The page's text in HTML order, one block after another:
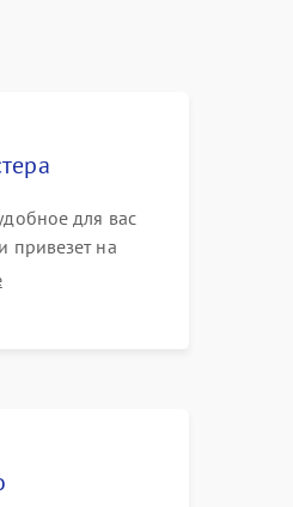
для вас
привезет на